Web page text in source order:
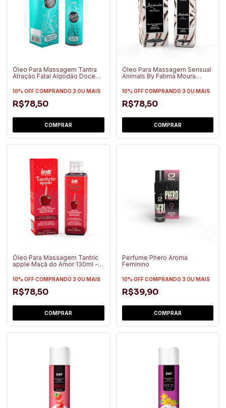
Óleo Para Massagem Tantra
Atração Fatal Algodão Doce
10% OFFCOMPRANDO 3 OU MAIS
R$78,50
Óleo Para Massagem Sensual
Animals By Fatima Moura
10% OFF COMPRANDO 3 OU MAIS
R$78,50
Óleo Para Massagem Tantric
apple Maçã do Amor 130ml -
10% OFFCOMPRANDO 3 OU MAIS
R$78,50
Perfume Phero Aroma
Feminino
10% OFF COMPRANDO 3 OU MAIS
R$39,90